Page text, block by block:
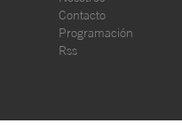
Contacto
Programación
Rss